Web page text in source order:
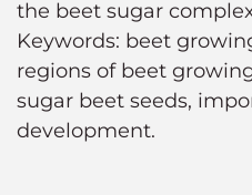
the beet sugar
Keywords: beet
regions of beet
sugar beet seeds,
development.